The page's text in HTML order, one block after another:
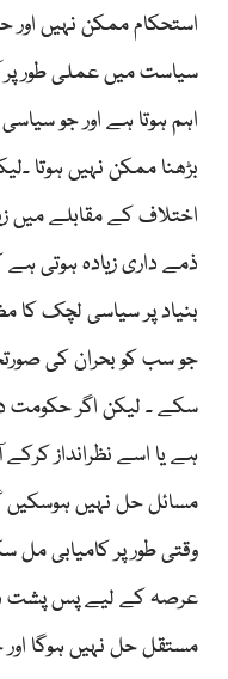
استحکام ممکن نہیں اور
سیاست میں عملی طور پر
اہم ہوتا ہے اور جو
بڑھنا ممکن نہیں ہوتا
اختلاف کے مقابلے میں
ذمے داری زیادہ ہوتی
بنیاد پر سیاسی لچک کا
جو سب کو بحران کی
سکے ۔ لیکن اگر حکومت
ہے یا اسے نظرانداز
مسائل حل نہیں
وقتی طور پر کامیابی مل
عرصہ کے لیے پس پشت
مستقل حل نہیں ہوگا